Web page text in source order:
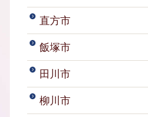
直方市
飯塚市
田川市
柳川市